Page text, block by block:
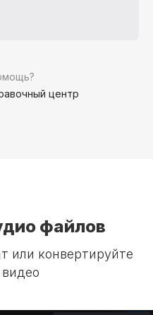
центр
файлов
или конвертируйте